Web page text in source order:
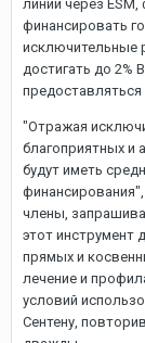
линии через
финансировать
исключительные
достигать до 2%
"Отражая
благоприятных и
будут иметь
члены,
этот инструмент
прямых и
лечение и
условий
Сентену,